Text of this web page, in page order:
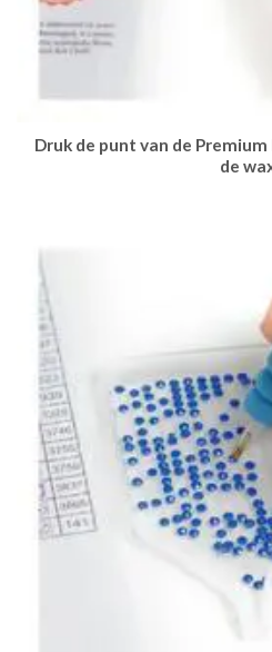
Druk de punt van de
de